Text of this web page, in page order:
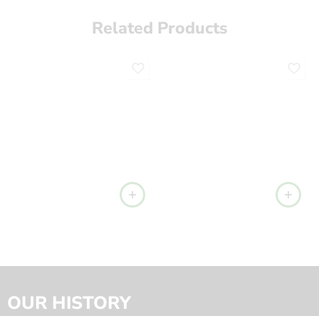
Related Products
OUR HISTORY